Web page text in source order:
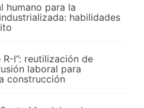
humano para la
habilidades
R-I”: reutilización de
laboral para
construcción